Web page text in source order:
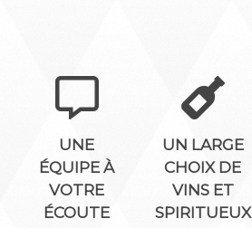
UNE
ÉQUIPE À
VOTRE
ÉCOUTE
UN LARGE
CHOIX DE
VINS ET
SPIRITUEUX